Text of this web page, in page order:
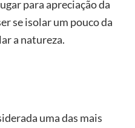
para apreciação da
se isolar um pouco da
a natureza.
uma das mais